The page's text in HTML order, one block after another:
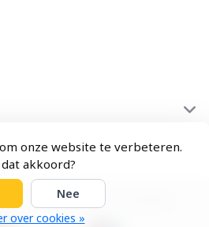
onze website te verbeteren.
akkoord?
Nee
over cookies »
- Theme by